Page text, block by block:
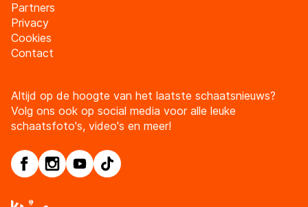
Partners
Privacy
Cookies
Contact
Altijd op de hoogte van het laatste schaatsnieuws?
Volg ons ook op social media voor alle leuke
schaatsfoto's, video's en meer!